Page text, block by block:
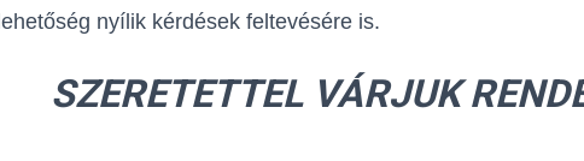
lehetőség nyílik kérdések feltevésére is.
SZERETETTEL VÁRJUK